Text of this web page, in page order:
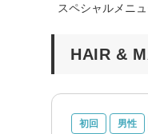
スペシャルメニ
HAIR &
初回 男性